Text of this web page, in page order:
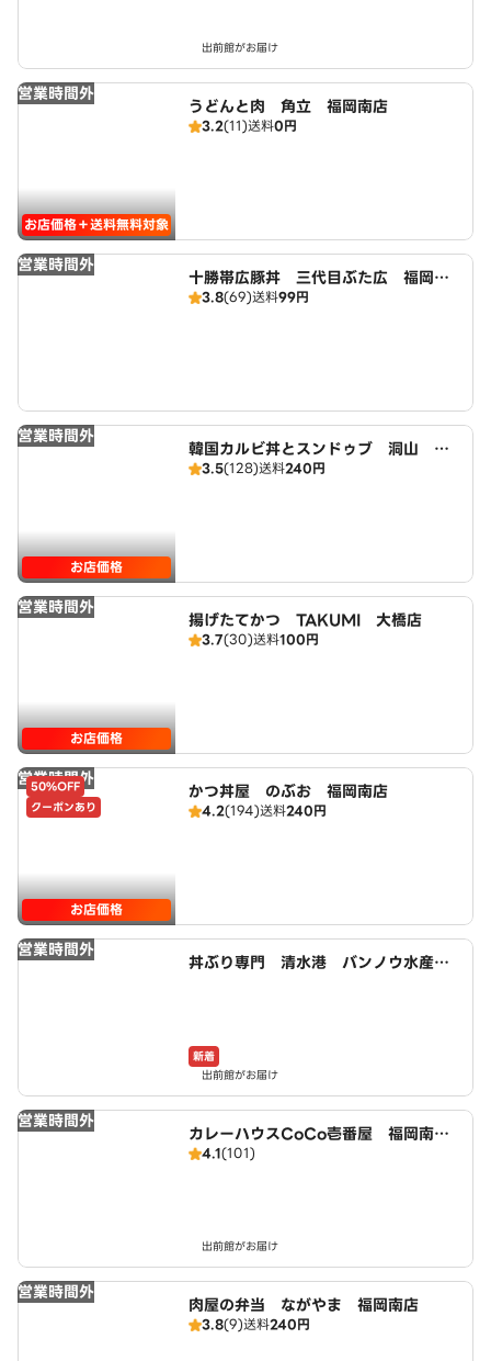
出前館がお届け
営業時間外
お店価格＋送料無料対象
うどんと肉 角立 福岡南店
3.2(11)送料0円
営業時間外
十勝帯広豚丼 三代目ぶた広 福岡南
店3.8(69)送料99円
営業時間外
お店価格
韓国カルビ丼とスンドゥブ 洞山 福
岡南店
3.5(128)送料240円
営業時間外
お店価格
揚げたてかつ TAKUMI 大橋店
3.7(30)送料100円
営業時間外
50%OFF
クーポンあり
お店価格
かつ丼屋 のぶお 福岡南店
4.2(194)送料240円
営業時間外
丼ぶり専門 清水港 バンノウ水産
新着
出前館がお届け
営業時間外
カレーハウスCoCo壱番屋 福岡南バ
イパス店（SD）
4.1(101)
出前館がお届け
営業時間外
肉屋の弁当 ながやま 福岡南店
3.8(9)送料240円